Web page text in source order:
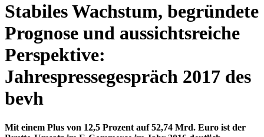
Stabiles Wachstum, begründete
Prognose und aussichtsreiche
Perspektive:
Jahrespressegespräch 2017 des
bevh
Mit einem Plus von 12,5 Prozent auf 52,74 Mrd. Euro ist der